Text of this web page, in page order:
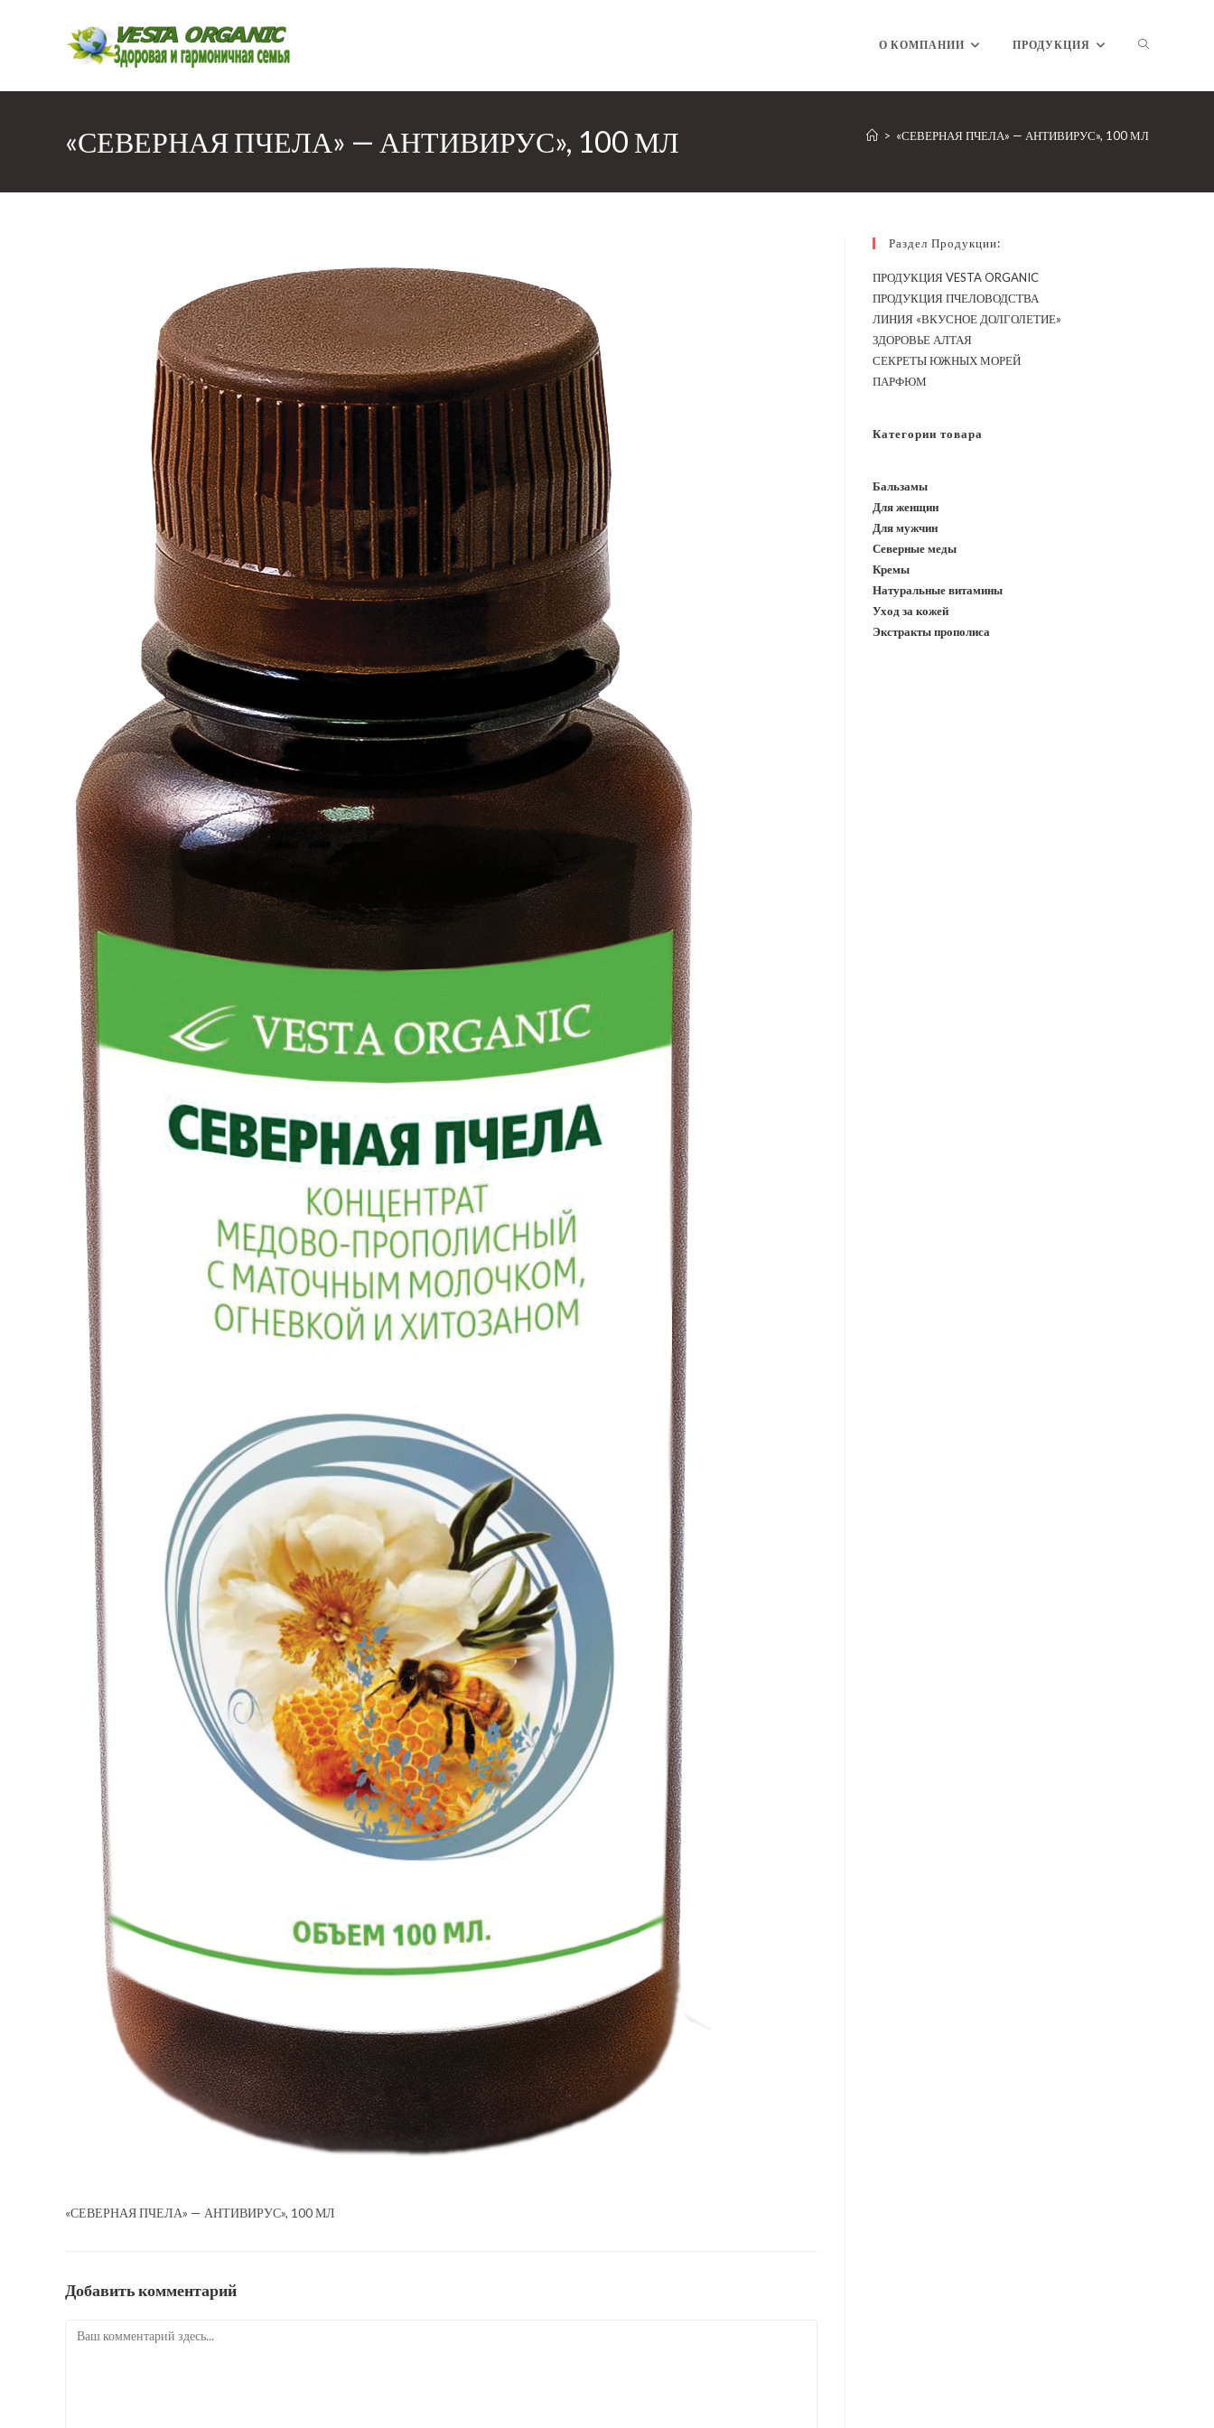
содержимому
О КОМПАНИИ ПРОДУКЦИЯ
ПОИСК
«СЕВЕРНАЯ ПЧЕЛА» — АНТИВИРУС», 100 МЛ > «СЕВЕРНАЯ ПЧЕЛА» — АНТИВИРУС», 100 МЛ
«СЕВЕРНАЯ ПЧЕЛА» — АНТИВИРУС», 100 МЛ
Добавить комментарий
Комментарий
Раздел Продукции:
ПРОДУКЦИЯ VESTA ORGANIC
ПРОДУКЦИЯ ПЧЕЛОВОДСТВА
ЛИНИЯ «ВКУСНОЕ ДОЛГОЛЕТИЕ»
ЗДОРОВЬЕ АЛТАЯ
СЕКРЕТЫ ЮЖНЫХ МОРЕЙ
ПАРФЮМ
Категории товара
Бальзамы
Для женщин
Для мужчин
Северные меды
Кремы
Натуральные витамины
Уход за кожей
Экстракты прополиса